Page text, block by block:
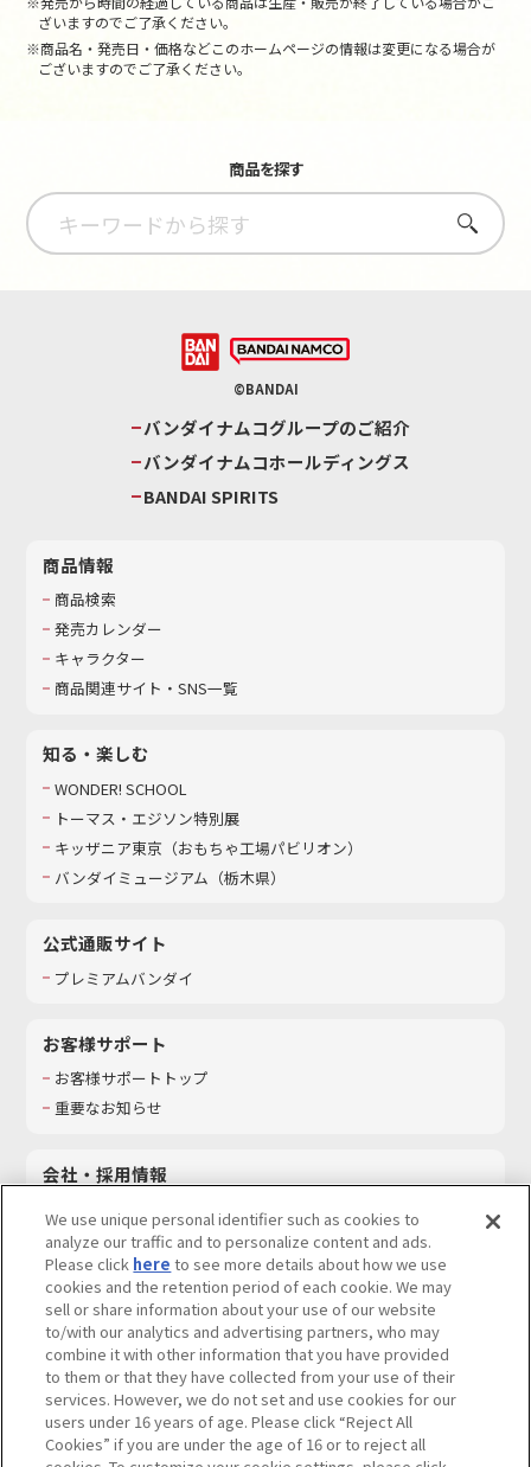
ざいますのでご了承ください。
※商品名・発売日・価格などこのホームページの情報は変更になる場合が
ございますのでご了承ください。
商品を探す
さがす
©BANDAI
バンダイナムコグループのご紹介
バンダイナムコホールディングス
BANDAI SPIRITS
商品情報
商品検索
発売カレンダー
キャラクター
商品関連サイト・SNS一覧
知る・楽しむ
WONDER! SCHOOL
トーマス・エジソン特別展
キッザニア東京（おもちゃ工場パビリオン）​
バンダイミュージアム（栃木県）
公式通販サイト
プレミアムバンダイ
お客様サポート
お客様サポートトップ
重要なお知らせ
会社・採用情報
採用情報
サステナビリティ
お問い合わせ
ウェブサイトご利用条件 ソーシャルメディアポリシー
個人情報及び特定個人情報等の取り扱いに関する保護方針
We use unique personal identifier such as cookies to
analyze our traffic and to personalize content and ads.
Please click here to see more details about how we use
cookies and the retention period of each cookie. We may
sell or share information about your use of our website
to/with our analytics and advertising partners, who may
combine it with other information that you have provided
to them or that they have collected from your use of their
services. However, we do not set and use cookies for our
users under 16 years of age. Please click “Reject All
Cookies” if you are under the age of 16 or to reject all